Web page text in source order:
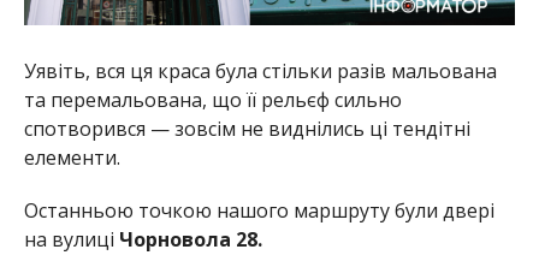
Уявіть, вся ця краса була стільки разів мальована
та перемальована, що її рельєф сильно
спотворився — зовсім не виднілись ці тендітні
елементи.
Останньою точкою нашого маршруту були двері
на вулиці Чорновола 28.